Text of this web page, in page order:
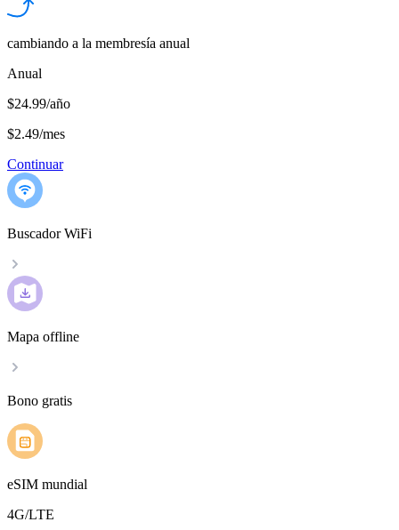
cambiando a la membresía anual
Anual
$24.99/año
$2.49/mes
Continuar
Buscador WiFi
Mapa offline
Bono gratis
eSIM mundial
4G/LTE